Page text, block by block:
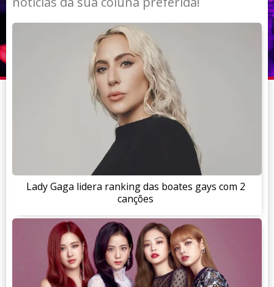
Lady Gaga lidera ranking das boates gays com 2
canções